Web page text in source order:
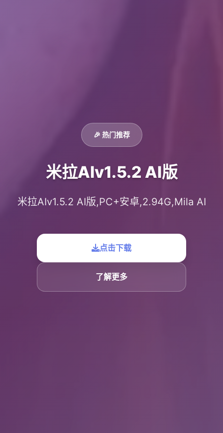
🎉 热门推荐
米拉AIv1.5.2 AI版
米拉AIv1.5.2 AI版,PC+安卓,2.94G,Mila AI
点击下载
了解更多